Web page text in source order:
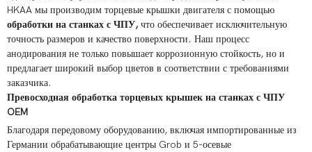
HKAA мы производим торцевые крышки двигателя с помощью
обработки на станках с ЧПУ, что обеспечивает исключительную
точность размеров и качество поверхности. Наш процесс
анодирования не только повышает коррозионную стойкость, но и
предлагает широкий выбор цветов в соответствии с требованиями
заказчика.
Превосходная обработка торцевых крышек на станках с ЧПУ
OEM
Благодаря передовому оборудованию, включая импортированные из
Германии обрабатывающие центры Grob и 5-осевые